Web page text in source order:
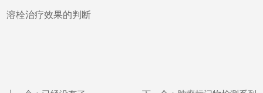
溶栓治疗效果的判断